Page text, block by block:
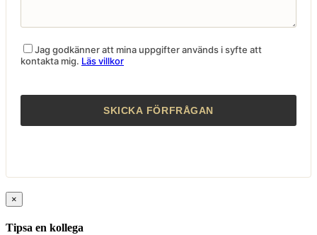
Jag godkänner att mina uppgifter används i syfte att
kontakta mig. Läs villkor
×
Tipsa en kollega